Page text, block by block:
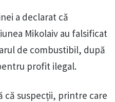
a declarat că
Mikolaiv au falsificat
de combustibil, după
profit ilegal.
că suspecții, printre care